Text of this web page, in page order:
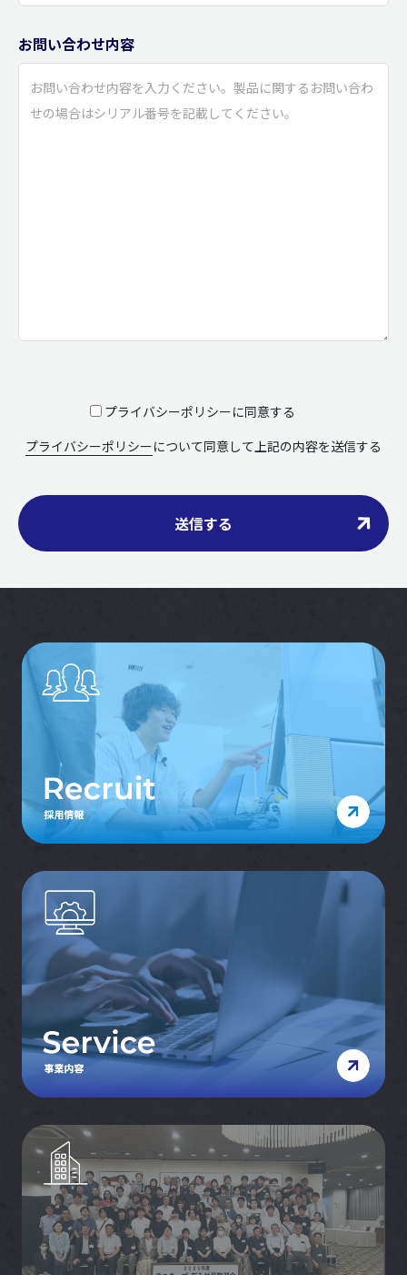
お問い合わせ内容
プライバシーポリシーに同意する
プライバシーポリシーについて同意して上記の内容を送信する